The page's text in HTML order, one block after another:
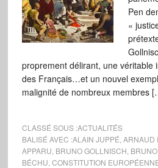
Pen
«
proprement délirant, une véritable
des Français…et un nouvel
malignité de nombreux membres
CLASSÉ SOUS :ACTUALITÉS
BALISÉ AVEC :ALAIN JUPPÉ ARNAUD
APPARU BRUNO GOLLNISCH
BÉCHU CONSTITUTION